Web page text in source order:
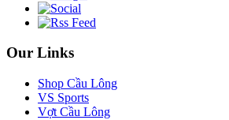
Our Links
Shop Cầu Lông
VS Sports
Vợt Cầu Lông